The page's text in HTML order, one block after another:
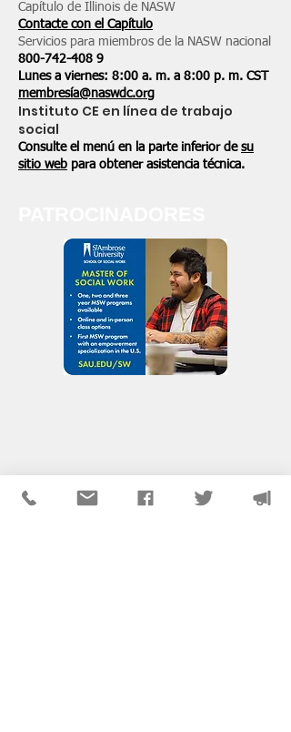
Capítulo de Illinois de NASW
Contacte con el Capítulo
Servicios para miembros de la NASW nacional
800-742-408 9
Lunes a viernes: 8:00 a. m. a 8:00 p. m. CST
membresía@naswdc.org
Instituto CE en línea de trabajo
social
Consulte el menú en la parte inferior de su
sitio web para obtener asistencia técnica.